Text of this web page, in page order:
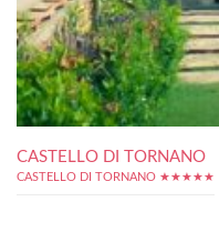
CASTELLO DI TORNANO
CASTELLO DI TORNANO ★★★★★